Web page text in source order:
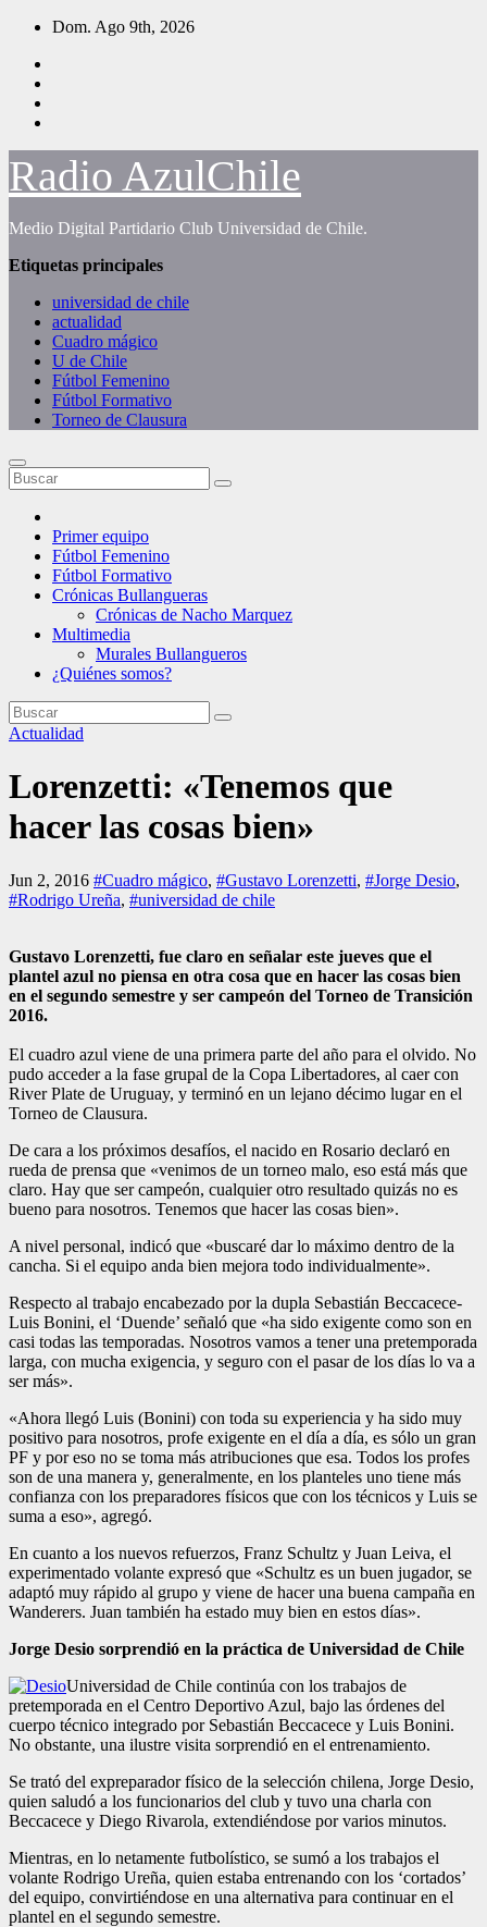
Saltar
contenido
Dom. Ago 9th, 2026
Radio AzulChile
Medio Digital Partidario Club Universidad de Chile.
Etiquetas principales
universidad de chile
actualidad
Cuadro mágico
U de Chile
Fútbol Femenino
Fútbol Formativo
Torneo de Clausura
Primer equipo
Fútbol Femenino
Fútbol Formativo
Crónicas Bullangueras
Crónicas de Nacho Marquez
Multimedia
Murales Bullangueros
¿Quiénes somos?
Actualidad
Lorenzetti: «Tenemos que
hacer las cosas bien»
Jun 2, 2016 #Cuadro mágico, #Gustavo Lorenzetti, #Jorge Desio,
#Rodrigo Ureña, #universidad de chile
Gustavo Lorenzetti, fue claro en señalar este jueves que el
plantel azul no piensa en otra cosa que en hacer las cosas bien
en el segundo semestre y ser campeón del Torneo de Transición
2016.
El cuadro azul viene de una primera parte del año para el olvido. No
pudo acceder a la fase grupal de la Copa Libertadores, al caer con
River Plate de Uruguay, y terminó en un lejano décimo lugar en el
Torneo de Clausura.
De cara a los próximos desafíos, el nacido en Rosario declaró en
rueda de prensa que «venimos de un torneo malo, eso está más que
claro. Hay que ser campeón, cualquier otro resultado quizás no es
bueno para nosotros. Tenemos que hacer las cosas bien».
A nivel personal, indicó que «buscaré dar lo máximo dentro de la
cancha. Si el equipo anda bien mejora todo individualmente».
Respecto al trabajo encabezado por la dupla Sebastián Beccacece-
Luis Bonini, el ‘Duende’ señaló que «ha sido exigente como son en
casi todas las temporadas. Nosotros vamos a tener una pretemporada
larga, con mucha exigencia, y seguro con el pasar de los días lo va a
ser más».
«Ahora llegó Luis (Bonini) con toda su experiencia y ha sido muy
positivo para nosotros, profe exigente en el día a día, es sólo un gran
PF y por eso no se toma más atribuciones que esa. Todos los profes
son de una manera y, generalmente, en los planteles uno tiene más
confianza con los preparadores físicos que con los técnicos y Luis se
suma a eso», agregó.
En cuanto a los nuevos refuerzos, Franz Schultz y Juan Leiva, el
experimentado volante expresó que «Schultz es un buen jugador, se
adaptó muy rápido al grupo y viene de hacer una buena campaña en
Wanderers. Juan también ha estado muy bien en estos días».
Jorge Desio sorprendió en la práctica de Universidad de Chile
Universidad de Chile continúa con los trabajos de
pretemporada en el Centro Deportivo Azul, bajo las órdenes del
cuerpo técnico integrado por Sebastián Beccacece y Luis Bonini.
No obstante, una ilustre visita sorprendió en el entrenamiento.
Se trató del expreparador físico de la selección chilena, Jorge Desio,
quien saludó a los funcionarios del club y tuvo una charla con
Beccacece y Diego Rivarola, extendiéndose por varios minutos.
Mientras, en lo netamente futbolístico, se sumó a los trabajos el
volante Rodrigo Ureña, quien estaba entrenando con los ‘cortados’
del equipo, convirtiéndose en una alternativa para continuar en el
plantel en el segundo semestre.